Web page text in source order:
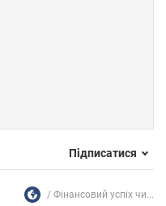
Підписатися
Фінансовий успіх чи...